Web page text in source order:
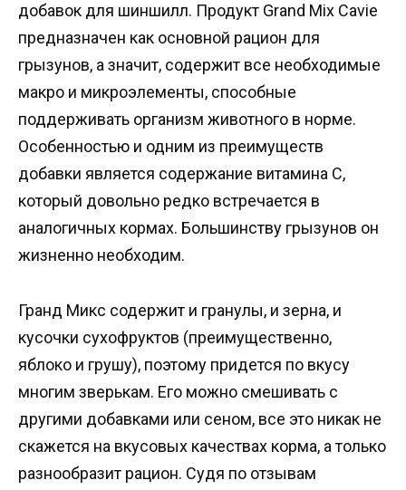
добавок для шиншилл. Продукт Grand Mix Сavie
предназначен как основной рацион для
грызунов, а значит, содержит все необходимые
макро и микроэлементы, способные
поддерживать организм животного в норме.
Особенностью и одним из преимуществ
добавки является содержание витамина С,
который довольно редко встречается в
аналогичных кормах. Большинству грызунов он
жизненно необходим.
Гранд Микс содержит и гранулы, и зерна, и
кусочки сухофруктов (преимущественно,
яблоко и грушу), поэтому придется по вкусу
многим зверькам. Его можно смешивать с
другими добавками или сеном, все это никак не
скажется на вкусовых качествах корма, а только
разнообразит рацион. Судя по отзывам